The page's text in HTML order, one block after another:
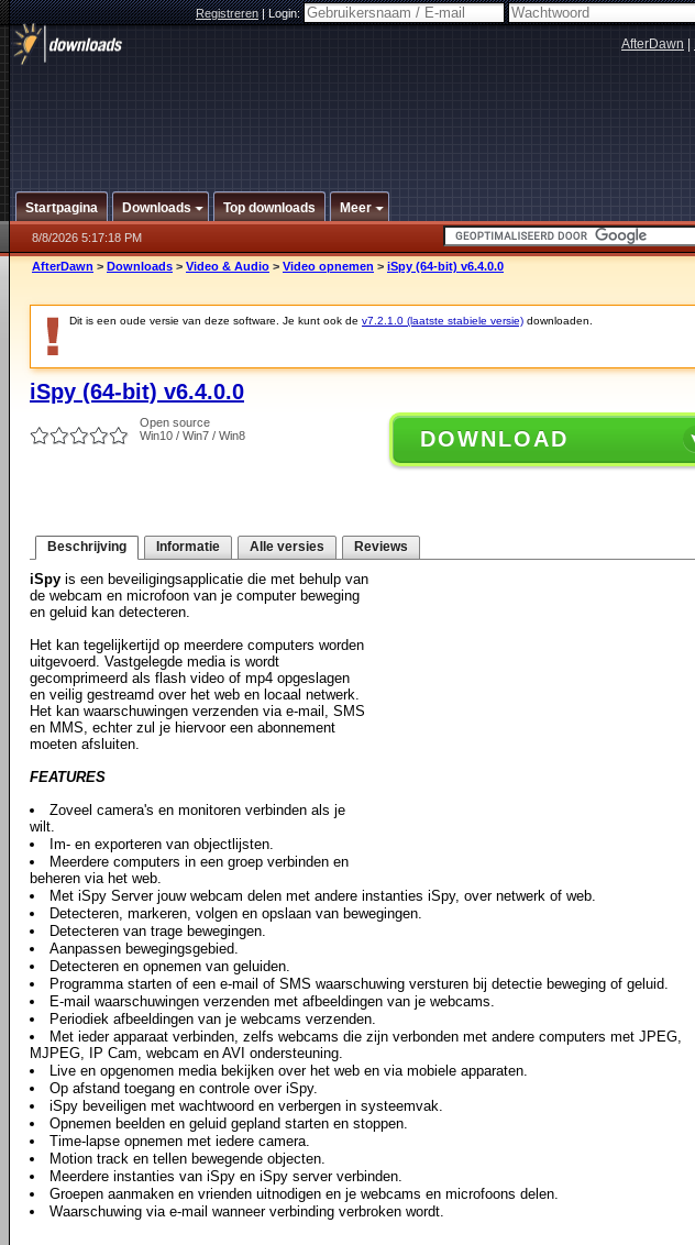
Registreren|Login:
AfterDawn
Startpagina Downloads Top downloads Meer
8/8/2026 5:17:18 PM
AfterDawn > Downloads > Video & Audio > Video opnemen > iSpy (64-bit) v6.4.0.0
Dit is een oude versie van deze software. Je kunt ook de v7.2.1.0 (laatste stabiele versie) downloaden.
iSpy (64-bit) v6.4.0.0
Open source
Win10 / Win7 / Win8
DOWNLOAD
Beschrijving Informatie Alle versies Reviews
iSpy is een beveiligingsapplicatie die met behulp van
de webcam en microfoon van je computer beweging
en geluid kan detecteren.
Het kan tegelijkertijd op meerdere computers worden
uitgevoerd. Vastgelegde media is wordt
gecomprimeerd als flash video of mp4 opgeslagen
en veilig gestreamd over het web en locaal netwerk.
Het kan waarschuwingen verzenden via e-mail, SMS
en MMS, echter zul je hiervoor een abonnement
moeten afsluiten.
FEATURES
Zoveel camera's en monitoren verbinden als je
wilt.
Im- en exporteren van objectlijsten.
Meerdere computers in een groep verbinden en
beheren via het web.
Met iSpy Server jouw webcam delen met andere instanties iSpy, over netwerk of web.
Detecteren, markeren, volgen en opslaan van bewegingen.
Detecteren van trage bewegingen.
Aanpassen bewegingsgebied.
Detecteren en opnemen van geluiden.
Programma starten of een e-mail of SMS waarschuwing versturen bij detectie beweging of geluid.
E-mail waarschuwingen verzenden met afbeeldingen van je webcams.
Periodiek afbeeldingen van je webcams verzenden.
Met ieder apparaat verbinden, zelfs webcams die zijn verbonden met andere computers met JPEG,
MJPEG, IP Cam, webcam en AVI ondersteuning.
Live en opgenomen media bekijken over het web en via mobiele apparaten.
Op afstand toegang en controle over iSpy.
iSpy beveiligen met wachtwoord en verbergen in systeemvak.
Opnemen beelden en geluid gepland starten en stoppen.
Time-lapse opnemen met iedere camera.
Motion track en tellen bewegende objecten.
Meerdere instanties van iSpy en iSpy server verbinden.
Groepen aanmaken en vrienden uitnodigen en je webcams en microfoons delen.
Waarschuwing via e-mail wanneer verbinding verbroken wordt.